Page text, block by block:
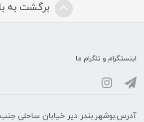
برگشت به
اینستگرام و تلگرام ما
آدرس:بوشهر.بندر دیر خیابان ساحلی